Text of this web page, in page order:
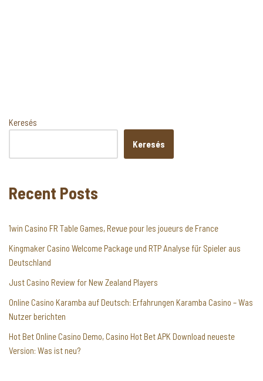
Keresés
Keresés
Recent Posts
1win Casino FR Table Games, Revue pour les joueurs de France
Kingmaker Casino Welcome Package und RTP Analyse für Spieler aus
Deutschland
Just Casino Review for New Zealand Players
Online Casino Karamba auf Deutsch: Erfahrungen Karamba Casino – Was
Nutzer berichten
Hot Bet Online Casino Demo, Casino Hot Bet APK Download neueste
Version: Was ist neu?